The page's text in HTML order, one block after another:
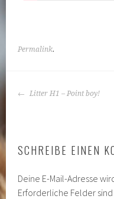
Permalink.
BEITRAGS-
Litter H1 – Point boy!
SCHREIBE EINEN
Deine E-Mail-Adresse
Erforderliche Felder